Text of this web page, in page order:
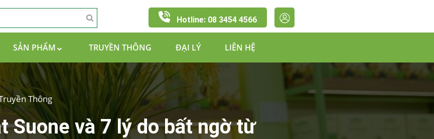
Hotline: 08 3454 4566
SẢN PHẨM TRUYỀN THÔNG ĐẠI LÝ LIÊN HỆ
Thông
Suone và 7 lý do bất ngờ từ